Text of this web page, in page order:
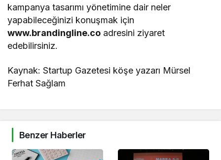
kampanya tasarımı yönetimine dair neler
yapabileceğinizi konuşmak için
www.brandingline.co adresini ziyaret
edebilirsiniz.
Kaynak: Startup Gazetesi köşe yazarı Mürsel
Ferhat Sağlam
Benzer Haberler